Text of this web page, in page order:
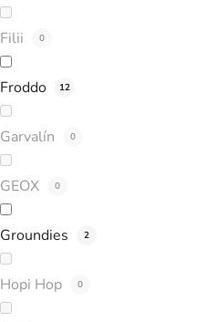
Filii 0
Froddo 12
Garvalín 0
GEOX 0
Groundies 2
Hopi Hop 0